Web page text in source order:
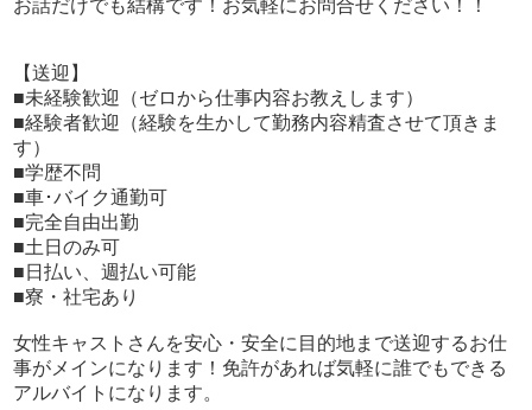
お話だけでも結構です！お気軽にお問合せください！！
【送迎】
■未経験歓迎（ゼロから仕事内容お教えします）
■経験者歓迎（経験を生かして勤務内容精査させて頂きま
す）
■学歴不問
■車･バイク通勤可
■完全自由出勤
■土日のみ可
■日払い、週払い可能
■寮・社宅あり
女性キャストさんを安心・安全に目的地まで送迎するお仕
事がメインになります！免許があれば気軽に誰でもできる
アルバイトになります。